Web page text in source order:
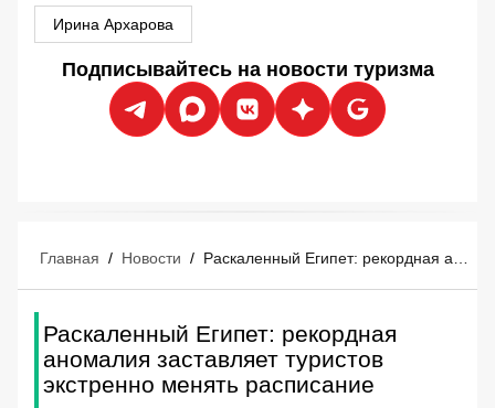
Ирина Архарова
Подписывайтесь на новости туризма
Главная / Новости /
Раскаленный Египет: рекордная
аномалия заставляет туристов
экстренно менять расписание